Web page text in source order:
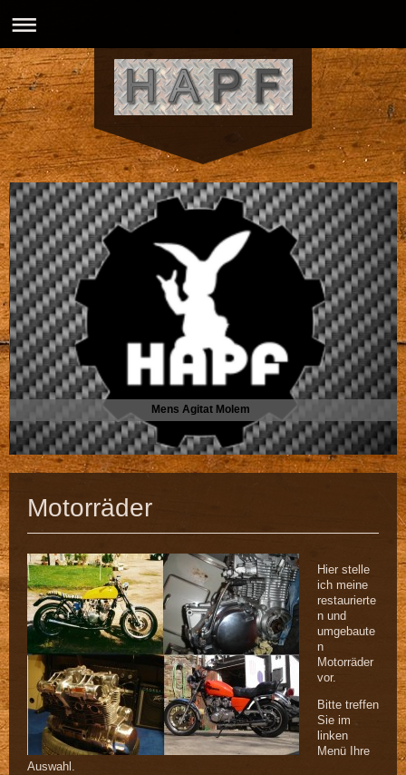
Mens Agitat Molem
Motorräder
Hier stelle
ich meine
restaurierte
n und
umgebaute
n
Motorräder
vor.
Bitte treffen
Sie im
linken
Menü Ihre
Auswahl.